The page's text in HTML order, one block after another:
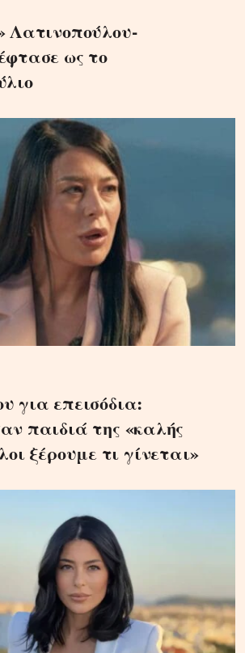
Λατινοπούλου-
ως το
για επεισόδια:
παιδιά της «καλής
ξέρουμε τι γίνεται»